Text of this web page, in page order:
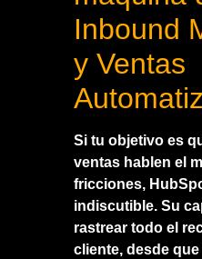
Inbound
y Ventas
Si tu objetivo es
ventas hablen el
fricciones,
indiscutible. Su
rastrear todo el
cliente, desde